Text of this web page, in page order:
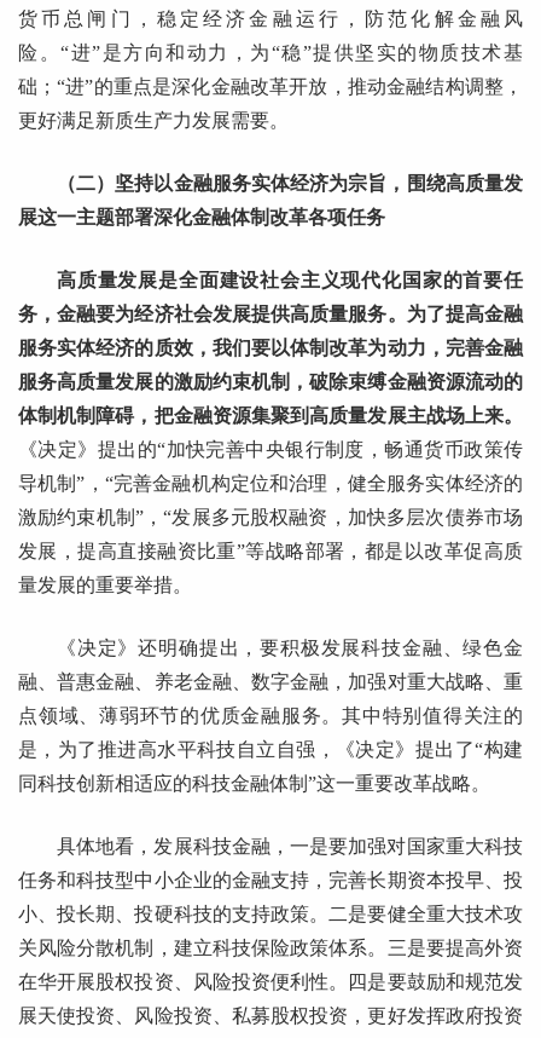
货币总闸门，稳定经济金融运行，防范化解金融风
险。“进”是方向和动力，为“稳”提供坚实的物质技术基
础；“进”的重点是深化金融改革开放，推动金融结构调整，
更好满足新质生产力发展需要。
（二）坚持以金融服务实体经济为宗旨，围绕高质量发
展这一主题部署深化金融体制改革各项任务
高质量发展是全面建设社会主义现代化国家的首要任
务，金融要为经济社会发展提供高质量服务。为了提高金融
服务实体经济的质效，我们要以体制改革为动力，完善金融
服务高质量发展的激励约束机制，破除束缚金融资源流动的
体制机制障碍，把金融资源集聚到高质量发展主战场上来。
《决定》提出的“加快完善中央银行制度，畅通货币政策传
导机制”，“完善金融机构定位和治理，健全服务实体经济的
激励约束机制”，“发展多元股权融资，加快多层次债券市场
发展，提高直接融资比重”等战略部署，都是以改革促高质
量发展的重要举措。
《决定》还明确提出，要积极发展科技金融、绿色金
融、普惠金融、养老金融、数字金融，加强对重大战略、重
点领域、薄弱环节的优质金融服务。其中特别值得关注的
是，为了推进高水平科技自立自强，《决定》提出了“构建
同科技创新相适应的科技金融体制”这一重要改革战略。
具体地看，发展科技金融，一是要加强对国家重大科技
任务和科技型中小企业的金融支持，完善长期资本投早、投
小、投长期、投硬科技的支持政策。二是要健全重大技术攻
关风险分散机制，建立科技保险政策体系。三是要提高外资
在华开展股权投资、风险投资便利性。四是要鼓励和规范发
展天使投资、风险投资、私募股权投资，更好发挥政府投资